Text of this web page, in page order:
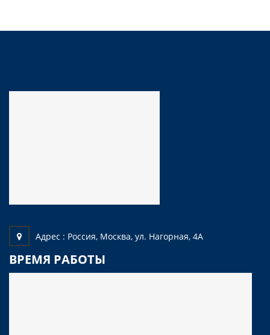
Адрес : Россия, Москва, ул. Нагорная, 4А
ВРЕМЯ РАБОТЫ